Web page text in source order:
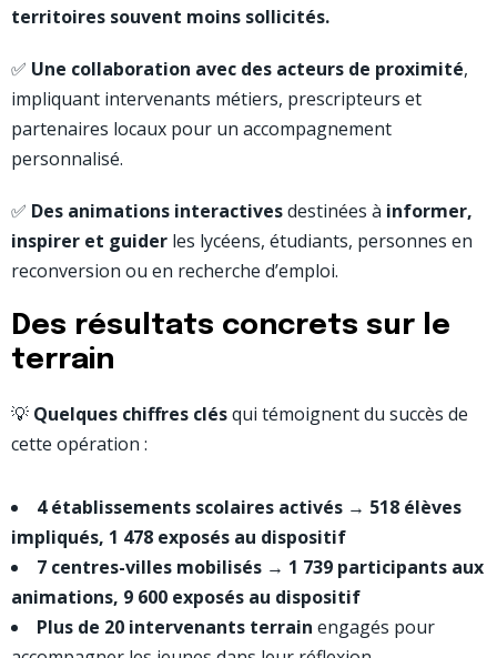
territoires souvent moins sollicités.
✅ Une collaboration avec des acteurs de proximité,
impliquant intervenants métiers, prescripteurs et
partenaires locaux pour un accompagnement
personnalisé.
✅ Des animations interactivesdestinées à informer,
inspirer et guider les lycéens, étudiants, personnes en
reconversion ou en recherche d’emploi.
Des résultats concrets sur le
terrain
💡 Quelques chiffres clésqui témoignent du succès de
cette opération :
4 établissements scolaires activés → 518 élèves
impliqués, 1 478 exposés au dispositif
7 centres-villes mobilisés → 1 739 participants aux
animations, 9 600 exposés au dispositif
Plus de 20 intervenants terrain engagés pour